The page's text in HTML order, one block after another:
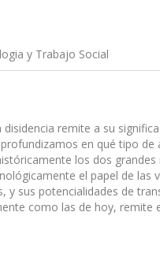
y Trabajo Social
remite a su
en qué tipo
los dos
el papel de las
y sus potencialidades de
como las de hoy, remite